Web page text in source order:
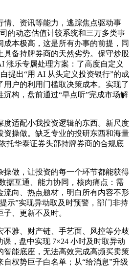
、资讯等能力，逃踪焦点驱动事
的动态估值计较系统和三万多类事
成本极高，这是所有办事的前提，同
具备持牌券商的天然劣势。保守炒股
涨乐专属处理方案：了高度自定义
提出“用 AI 从头定义投资银行”的成
用户的利用门槛取决策成本。实现了
构，盘前通过“早点听”完成市场解
适配小我投资逻辑的东西。新尺度
资操做。缺乏专业的投研东西和海量
托华泰证券头部持牌券商的合规底
做，让投资的每一个环节都能获得
据互通、能力协同，核肉痛点：需
流向、热点题材，明白所有内容不形
示”实现异动取及时预警，部门非持
、更新不及时。
雅、财产链、手艺面、风控等分歧
课，盘中实现 7×24 小时及时取异动
智能底座，无法高效完成高频买卖策
权势巨子白名单；从“给消息”升级